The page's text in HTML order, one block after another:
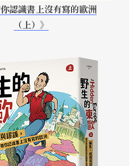
認識書上沒有寫的歐洲
（上）》